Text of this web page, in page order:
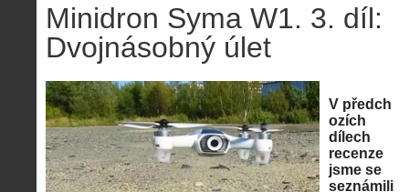
Minidron Syma W1. 3. díl:
Dvojnásobný úlet
V předch
ozích
dílech
recenze
jsme se
seznámili